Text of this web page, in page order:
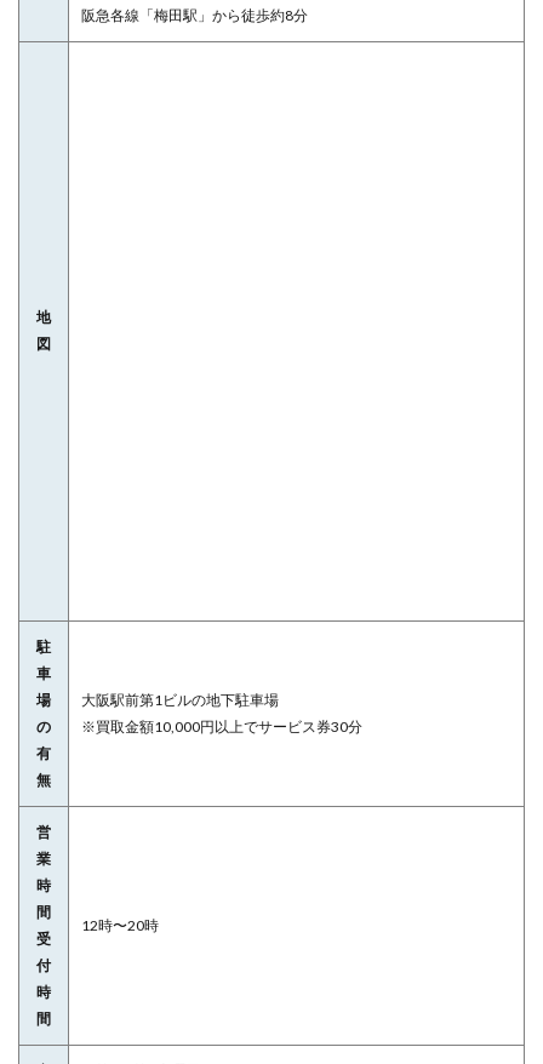
阪急各線「梅田駅」から徒歩約8分
地
図
駐
車
場
の
有
無
大阪駅前第1ビルの地下駐車場
※買取金額10,000円以上でサービス券30分
営
業
時
間
受
付
時
間
12時〜20時